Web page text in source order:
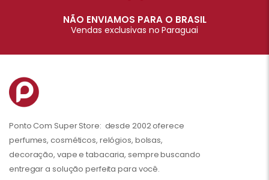
NÃO ENVIAMOS PARA O BRASIL
Vendas exclusivas no Paraguai
Ponto Com Super Store: desde 2002 oferece
perfumes, cosméticos, relógios, bolsas,
decoração, vape e tabacaria, sempre buscando
entregar a solução perfeita para você.